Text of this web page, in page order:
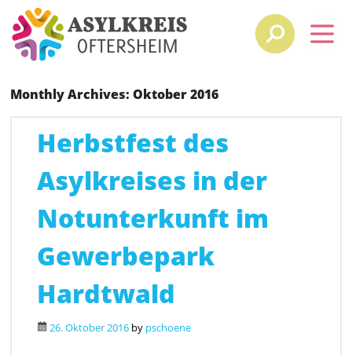
Monthly Archives: Oktober 2016
Herbstfest des
Asylkreises in der
Notunterkunft im
Gewerbepark
Hardtwald
26. Oktober 2016 by pschoene